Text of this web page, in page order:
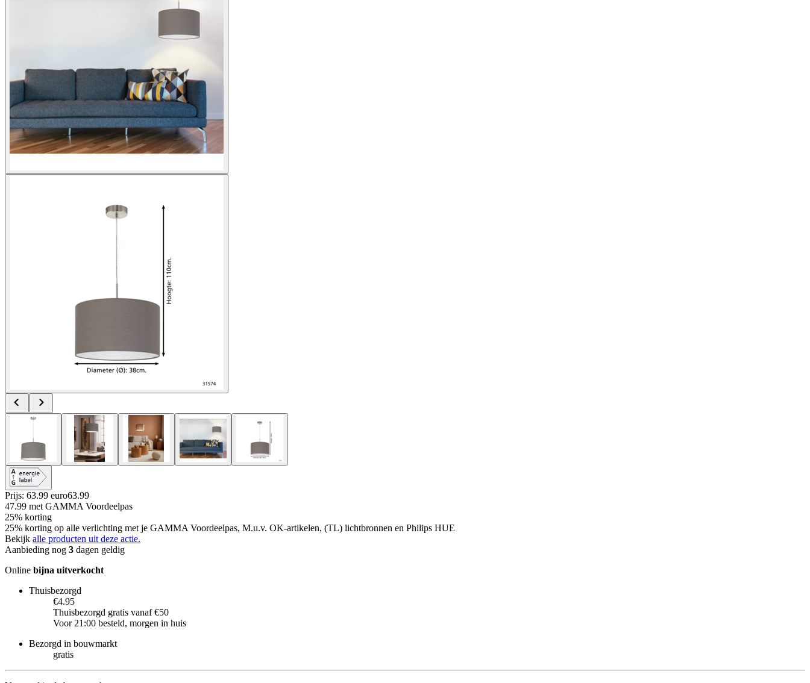
Prijs: 63.99 euro63.99
47.99 met GAMMA Voordeelpas
25% korting
25% korting op alle verlichting met je GAMMA Voordeelpas, M.u.v. OK-artikelen, (TL) lichtbronnen en Philips HUE
Bekijk alle producten uit deze actie.
Aanbieding nog 3 dagen geldig
Online bijna uitverkocht
Thuisbezorgd
€4.95
Thuisbezorgd gratis vanaf €50
Voor 21:00 besteld, morgen in huis
Bezorgd in bouwmarkt
gratis